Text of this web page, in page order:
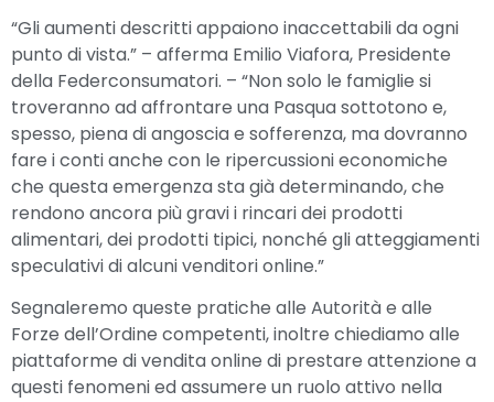
“Gli aumenti descritti appaiono inaccettabili da ogni
punto di vista.” – afferma Emilio Viafora, Presidente
della Federconsumatori. – “Non solo le famiglie si
troveranno ad affrontare una Pasqua sottotono e,
spesso, piena di angoscia e sofferenza, ma dovranno
fare i conti anche con le ripercussioni economiche
che questa emergenza sta già determinando, che
rendono ancora più gravi i rincari dei prodotti
alimentari, dei prodotti tipici, nonché gli atteggiamenti
speculativi di alcuni venditori online.”
Segnaleremo queste pratiche alle Autorità e alle
Forze dell’Ordine competenti, inoltre chiediamo alle
piattaforme di vendita online di prestare attenzione a
questi fenomeni ed assumere un ruolo attivo nella